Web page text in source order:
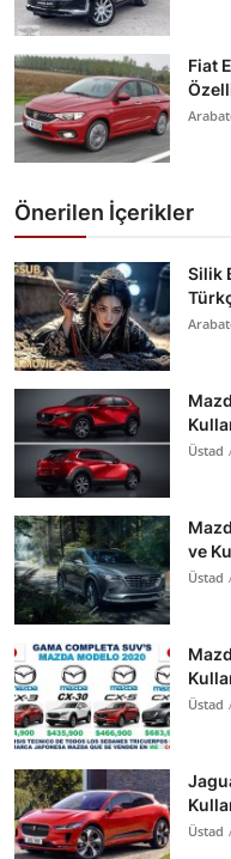
Fiat
Önerilen İçerikler
Silik
Üstad
ve
Üstad
Üstad
Üstad